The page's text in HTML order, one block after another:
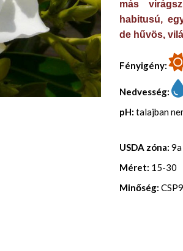
más
habitusú,
de hűvös,
Fényigény:
Nedvesség:
pH: talajban
USDA zóna: 9a
Méret: 15-30
Minőség: